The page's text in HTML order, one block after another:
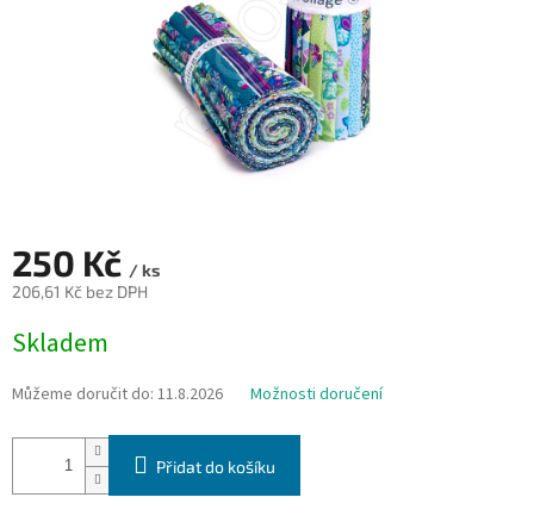
250 Kč / ks
206,61 Kč bez DPH
cena:
Skladem
Můžeme doručit do: 11.8.2026 Možnosti doručení
Přidat do košíku